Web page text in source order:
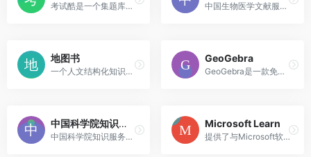
考试酷是一个集题库管理、在线组卷、模拟考试及成绩分析于一体的综合考试平台。 中国生物医学文献服务系统（...
地图书
一个人文结构化知识数据库在线协作共享平台。
GeoGebra
GeoGebra是一款免费且功能强大的动态数学软件、可视化绘图计算器，主要功能包含CAS计算机、科学计算机、3D计算机、计算与绘图。
中国科学院知识服务平台
中国科学院知识服务平台
Microsoft Learn
提供了与Microsoft软件和Web服务相关的技术规范，概念性文章，教程，指南，API参考，代码示例和其他信息。